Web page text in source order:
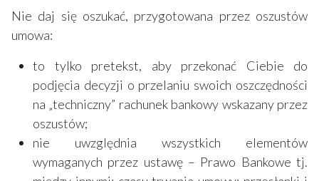
Nie daj się oszukać, przygotowana przez oszustów
umowa:
to tylko pretekst, aby przekonać Ciebie do
podjęcia decyzji o przelaniu swoich oszczędności
na „techniczny” rachunek bankowy wskazany przez
oszustów;
nie uwzględnia wszystkich elementów
wymaganych przez ustawę – Prawo Bankowe tj.